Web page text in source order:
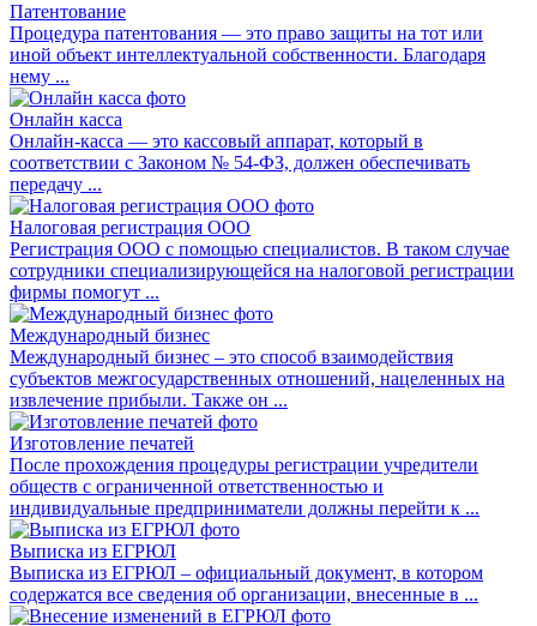
Патентование
Процедура патентования — это право защиты на тот или
иной объект интеллектуальной собственности. Благодаря
нему ...
Онлайн касса
Онлайн-касса — это кассовый аппарат, который в
соответствии с Законом № 54-ФЗ, должен обеспечивать
передачу ...
Налоговая регистрация ООО
Регистрация ООО с помощью специалистов. В таком случае
сотрудники специализирующейся на налоговой регистрации
фирмы помогут ...
Международный бизнес
Международный бизнес – это способ взаимодействия
субъектов межгосударственных отношений, нацеленных на
извлечение прибыли. Также он ...
Изготовление печатей
После прохождения процедуры регистрации учредители
обществ с ограниченной ответственностью и
индивидуальные предприниматели должны перейти к ...
Выписка из ЕГРЮЛ
Выписка из ЕГРЮЛ – официальный документ, в котором
содержатся все сведения об организации, внесенные в ...